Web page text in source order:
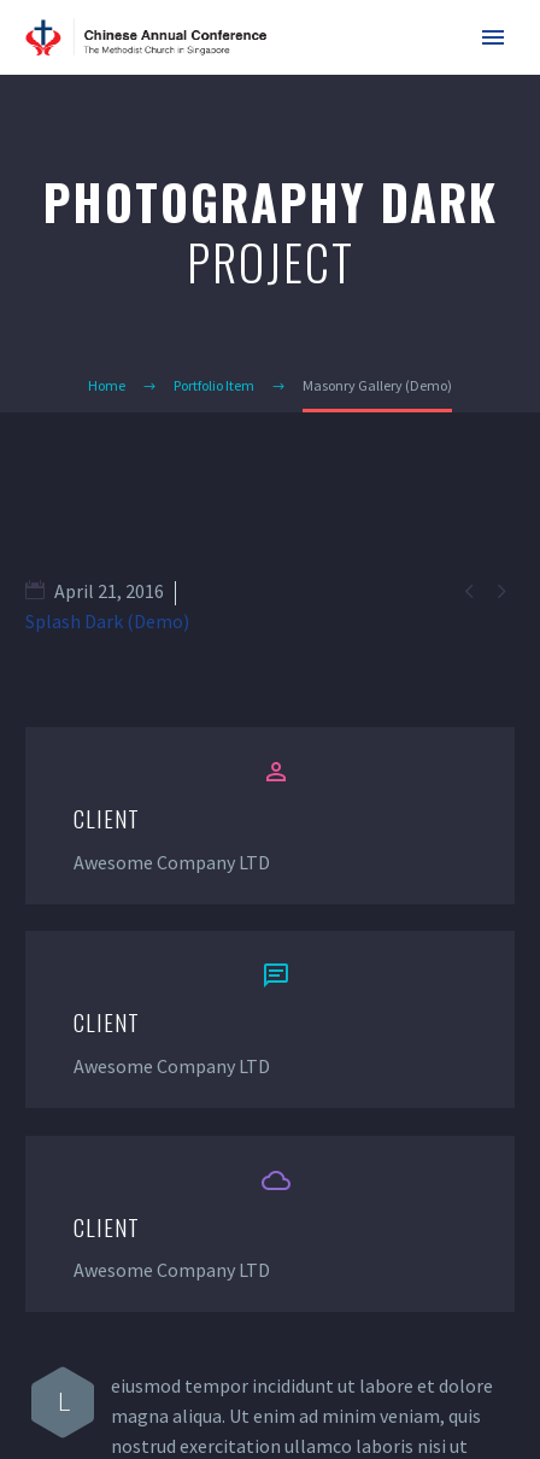
PHOTOGRAPHY DARK
PROJECT
Home Portfolio Item Masonry Gallery (Demo)
 
April 21, 2016
Splash Dark (Demo)


CLIENT
Awesome Company LTD


CLIENT
Awesome Company LTD


CLIENT
Awesome Company LTD
L
eiusmod tempor incididunt ut labore et dolore
magna aliqua. Ut enim ad minim veniam, quis
nostrud exercitation ullamco laboris nisi ut